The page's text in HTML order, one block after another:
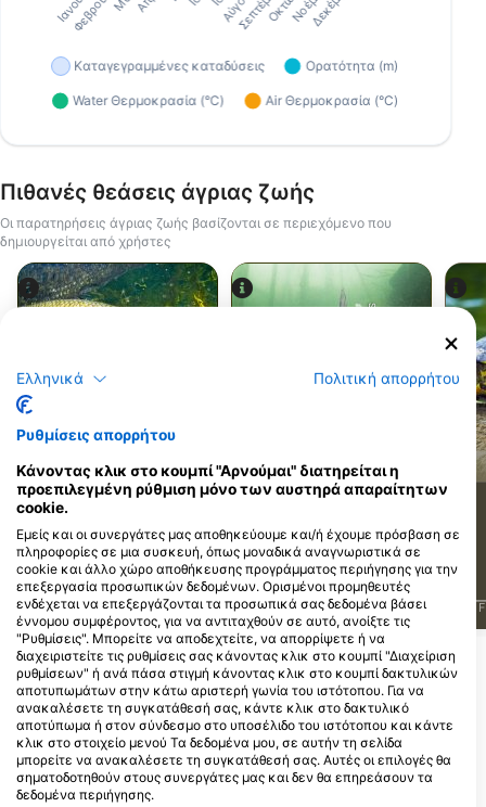
Πιθανές θεάσεις άγριας ζωής
Οι παρατηρήσεις άγριας ζωής βασίζονται σε περιεχόμενο που
δημιουργείται από χρήστες
Λαυράκι
358
J F M A M J J A S O N D
Shutterstock-Rostislav Stefanek
J F M A M J J A S O N D F
Κέντρα κατάδυσης που εξυπηρετούν
αυτό το σημείο κατάδυσης
Neptune Divers, Lori Zoun
2445 South 900 East, 84106 Salt
Ελληνικά Πολιτική απορρήτου
Ρυθμίσεις απορρήτου
Κάνοντας κλικ στο κουμπί "Αρνούμαι" διατηρείται η
προεπιλεγμένη ρύθμιση μόνο των αυστηρά απαραίτητων
cookie.
Εμείς και οι συνεργάτες μας αποθηκεύουμε και/ή έχουμε πρόσβαση σε
πληροφορίες σε μια συσκευή, όπως μοναδικά αναγνωριστικά σε
cookie και άλλο χώρο αποθήκευσης προγράμματος περιήγησης για την
επεξεργασία προσωπικών δεδομένων. Ορισμένοι προμηθευτές
ενδέχεται να επεξεργάζονται τα προσωπικά σας δεδομένα βάσει
έννομου συμφέροντος, για να αντιταχθούν σε αυτό, ανοίξτε τις
"Ρυθμίσεις". Μπορείτε να αποδεχτείτε, να απορρίψετε ή να
διαχειριστείτε τις ρυθμίσεις σας κάνοντας κλικ στο κουμπί "Διαχείριση
ρυθμίσεων" ή ανά πάσα στιγμή κάνοντας κλικ στο κουμπί δακτυλικών
αποτυπωμάτων στην κάτω αριστερή γωνία του ιστότοπου. Για να
ανακαλέσετε τη συγκατάθεσή σας, κάντε κλικ στο δακτυλικό
αποτύπωμα ή στον σύνδεσμο στο υποσέλιδο του ιστότοπου και κάντε
κλικ στο στοιχείο μενού Τα δεδομένα μου, σε αυτήν τη σελίδα
μπορείτε να ανακαλέσετε τη συγκατάθεσή σας. Αυτές οι επιλογές θα
σηματοδοτηθούν στους συνεργάτες μας και δεν θα επηρεάσουν τα
δεδομένα περιήγησης.